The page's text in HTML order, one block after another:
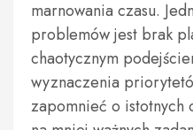
marnowania czasu.
problemów jest brak
chaotycznym
wyznaczenia
zapomnieć o istotnych